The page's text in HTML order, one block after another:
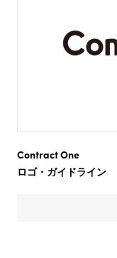
Contract One
ロゴ・ガイドライン